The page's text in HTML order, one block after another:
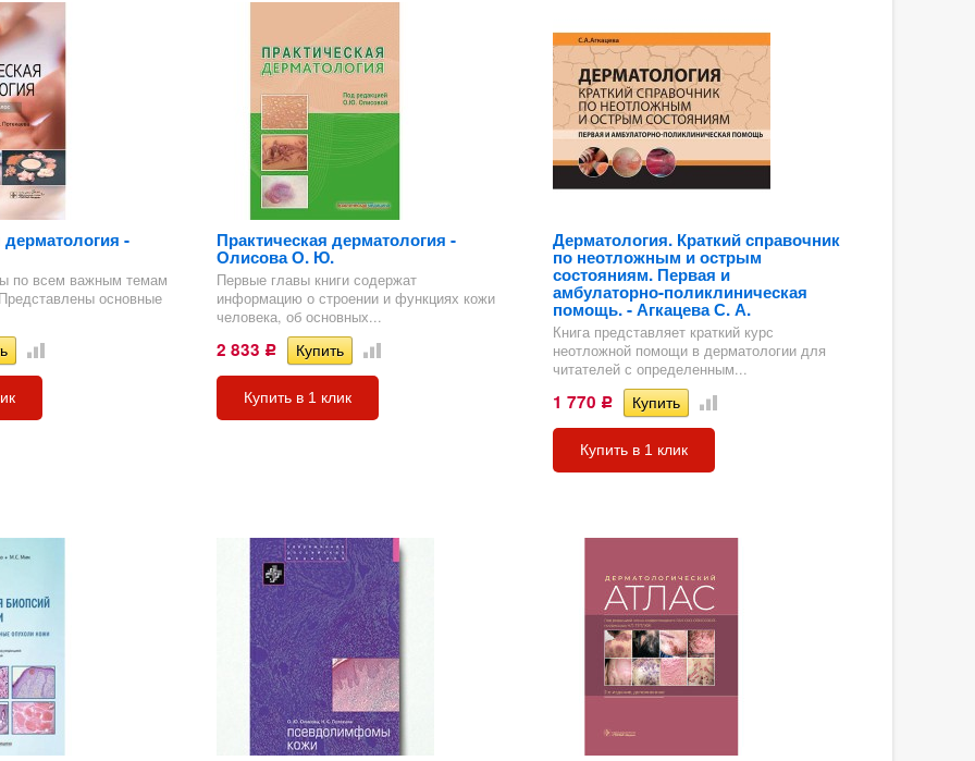
дерматология -
по всем важным темам
основные
Практическая дерматология -
Олисова О. Ю.
Первые главы книги содержат
информацию о строении и функциях кожи
человека, об основных...
2 833 Р
Купить в 1 клик
Дерматология. Краткий справочник
по неотложным и острым
состояниям. Первая и
амбулаторно-поликлиническая
помощь. - Агкацева С. А.
Книга представляет краткий курс
неотложной помощи в дерматологии для
читателей с определенным...
1 770 Р
Купить в 1 клик